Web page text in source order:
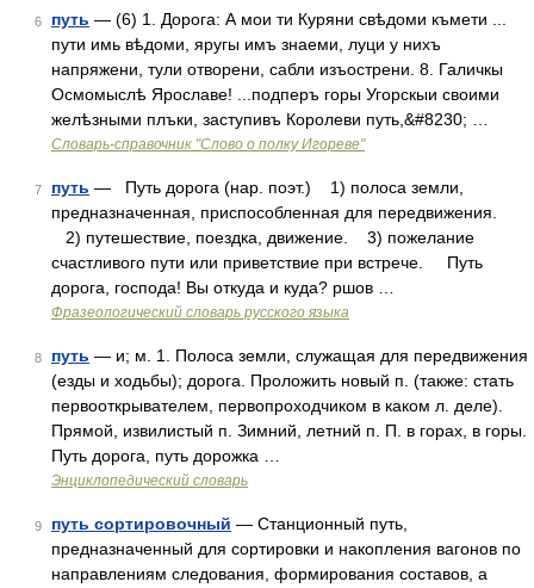
6 путь — (6) 1. Дорога: А мои ти Куряни свѣдоми къмети ...
пути имь вѣдоми, яругы имъ знаеми, луци у нихъ
напряжени, тули отворени, сабли изъострени. 8. Галичкы
Осмомыслѣ Ярославе! ...подперъ горы Угорскыи своими
желѣзными плъки, заступивъ Королеви путь,&#8230; …
Словарь-справочник "Слово о полку Игореве"
7 путь — Путь дорога (нар. поэт.) 1) полоса земли,
предназначенная, приспособленная для передвижения.
2) путешествие, поездка, движение. 3) пожелание
счастливого пути или приветствие при встрече. Путь
дорога, господа! Вы откуда и куда? ршов …
Фразеологический словарь русского языка
8 путь — и; м. 1. Полоса земли, служащая для передвижения
(езды и ходьбы); дорога. Проложить новый п. (также: стать
первооткрывателем, первопроходчиком в каком л. деле).
Прямой, извилистый п. Зимний, летний п. П. в горах, в горы.
Путь дорога, путь дорожка …
Энциклопедический словарь
9 путь сортировочный — Станционный путь,
предназначенный для сортировки и накопления вагонов по
направлениям следования, формирования составов, а